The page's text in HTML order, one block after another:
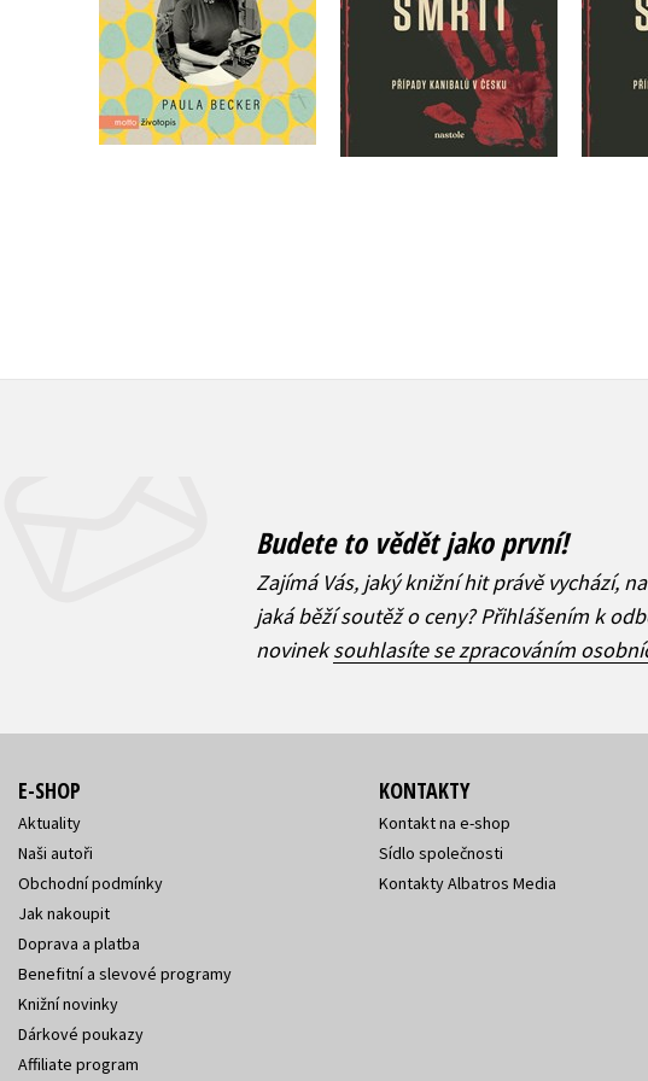
Do košíku
449 Kč
359 Kč
Do košíku
469 Kč
375 Kč
Budete to vědět jako první!
Zajímá Vás, jaký knižní hit právě vychází,
jaká běží soutěž o ceny? Přihlášením k
novineksouhlasíte se zpracováním
E-SHOP
Aktuality
Naši autoři
Obchodní podmínky
Jak nakoupit
Doprava a platba
Benefitní a slevové programy
Knižní novinky
Dárkové poukazy
Affiliate program
KONTAKTY
Kontakt na e-shop
Sídlo společnosti
Kontakty Albatros Media